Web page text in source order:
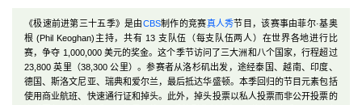
《极速前进第三十五季》是由CBS制作的竞赛真人秀节目，该赛事由菲尔·基奥
根 (Phil Keoghan)主持，共有 13 支队伍（每支队伍两人）在世界各地进行比
赛，争夺 1,000,000 美元的奖金。这个季节访问了三大洲和八个国家，行程超过
23,800 英里（38,300 公里）。参赛者从洛杉矶出发，途经泰国、越南、印度、
德国、斯洛文尼亚、瑞典和爱尔兰，最后抵达华盛顿。本季回归的节目元素包括
使用商业航班、快速通行证和掉头。此外，掉头投票以私人投票而非公开投票的